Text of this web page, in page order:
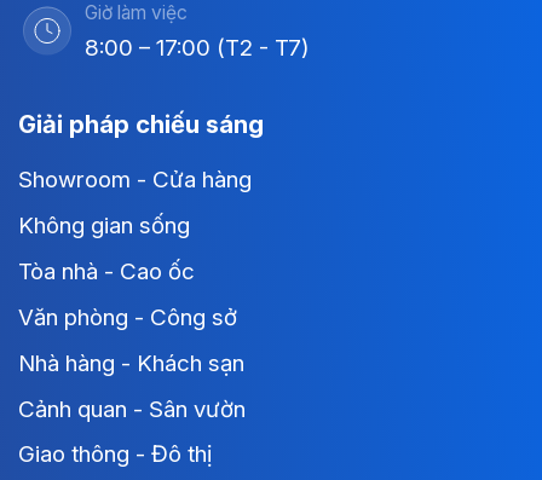
Giờ làm việc
8:00 – 17:00 (T2 - T7)
Giải pháp chiếu sáng
Showroom - Cửa hàng
Không gian sống
Tòa nhà - Cao ốc
Văn phòng - Công sở
Nhà hàng - Khách sạn
Cảnh quan - Sân vườn
Giao thông - Đô thị